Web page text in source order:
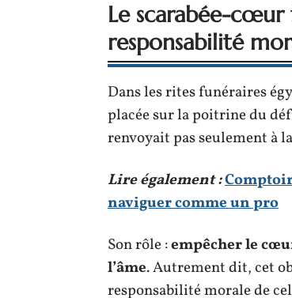
Le scarabée-
responsabilité
Dans les rites funéraires
placée sur la poitrine du
renvoyait pas seulement à
Lire également :
naviguer comme un pro
Son rôle :empêcher le
l’âme. Autrement dit, cet
responsabilité morale de